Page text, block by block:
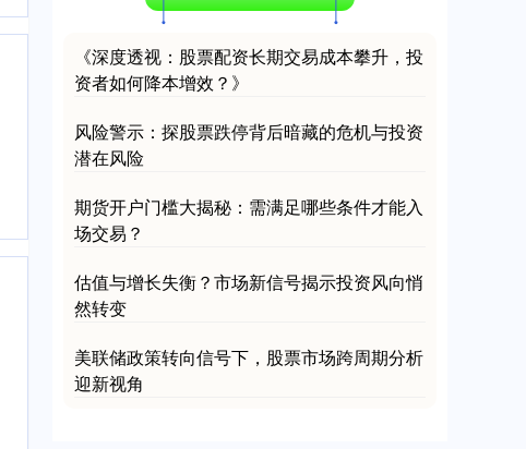
《深度透视：股票配资长期交易成本攀升，投
资者如何降本增效？》
风险警示：探股票跌停背后暗藏的危机与投资
潜在风险
期货开户门槛大揭秘：需满足哪些条件才能入
场交易？
估值与增长失衡？市场新信号揭示投资风向悄
然转变
美联储政策转向信号下，股票市场跨周期分析
迎新视角